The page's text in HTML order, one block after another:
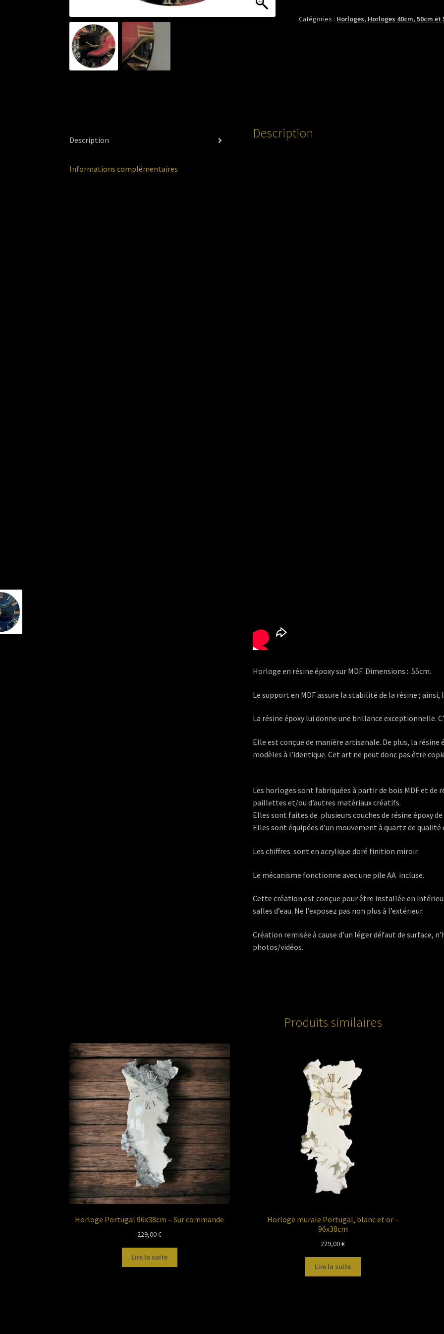
55cm,
Catégories : Horloges, Horloges 40cm, 50cm et
Description
Informations complémentaires
Description
Horloge en résine époxy sur MDF. Dimensions : 55cm.
Le support en MDF assure la stabilité de la résine ; ainsi,
La résine époxy lui donne une brillance exceptionnelle.
Elle est conçue de manière artisanale. De plus, la
modèles à l’identique. Cet art ne peut donc pas être
Les horloges sont fabriquées à partir de bois MDF et de
paillettes et/ou d’autres matériaux créatifs.
Elles sont faites de plusieurs couches de résine époxy
Elles sont équipées d’un mouvement à quartz de qualité
Les chiffres sont en acrylique doré finition miroir.
Le mécanisme fonctionne avec une pile AA incluse.
Cette création est conçue pour être installée en
salles d’eau. Ne l’exposez pas non plus à l’extérieur.
Création remisée à cause d’un léger défaut de surface,
photos/vidéos.
Produits similaires
Horloge Portugal 96x38cm – Sur commande
229,00€
Lire la suite
Horloge murale Portugal, blanc et or –
96x38cm
229,00€
Lire la suite